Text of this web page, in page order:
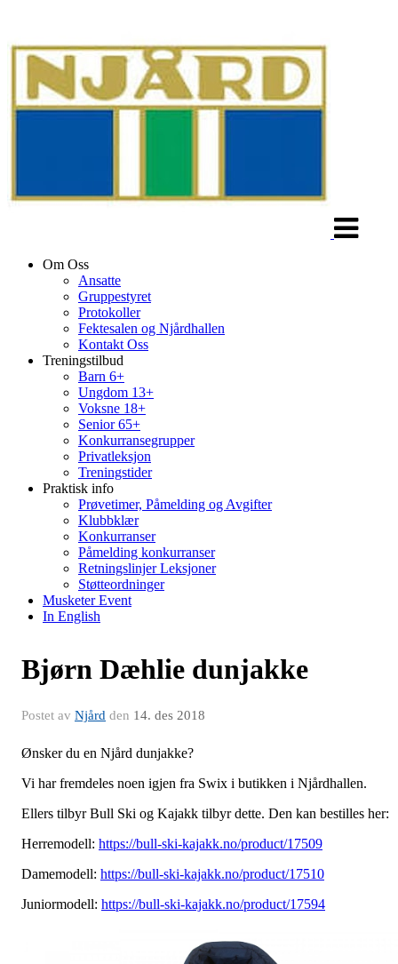
Om Oss
Ansatte
Gruppestyret
Protokoller
Fektesalen og Njårdhallen
Kontakt Oss
Treningstilbud
Barn 6+
Ungdom 13+
Voksne 18+
Senior 65+
Konkurransegrupper
Privatleksjon
Treningstider
Praktisk info
Prøvetimer, Påmelding og Avgifter
Klubbklær
Konkurranser
Påmelding konkurranser
Retningslinjer Leksjoner
Støtteordninger
Musketer Event
In English
Bjørn Dæhlie dunjakke
Postet av Njård den 14. des 2018
Ønsker du en Njård dunjakke?
Vi har fremdeles noen igjen fra Swix i butikken i Njårdhallen.
Ellers tilbyr Bull Ski og Kajakk tilbyr dette. Den kan bestilles her:
Herremodell: https://bull-ski-kajakk.no/product/17509
Damemodell: https://bull-ski-kajakk.no/product/17510
Juniormodell: https://bull-ski-kajakk.no/product/17594